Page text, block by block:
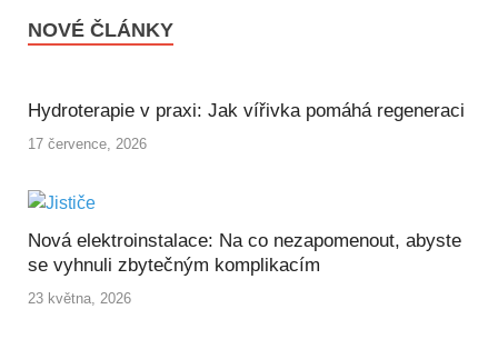
NOVÉ ČLÁNKY
Hydroterapie v praxi: Jak vířivka pomáhá regeneraci
17 července, 2026
Nová elektroinstalace: Na co nezapomenout, abyste
se vyhnuli zbytečným komplikacím
23 května, 2026